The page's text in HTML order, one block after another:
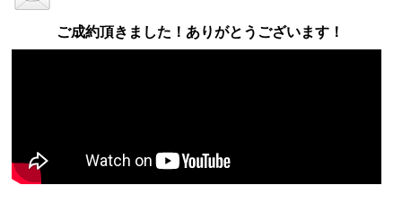
ご成約頂きました！ありがとうございます！